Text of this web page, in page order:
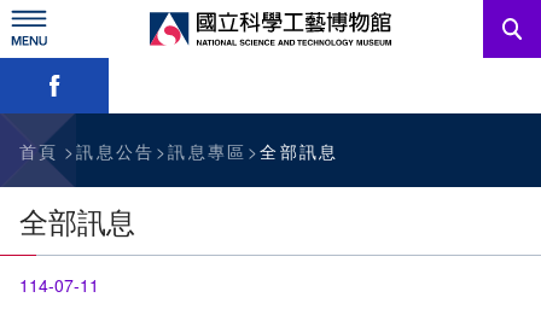
跳
到
主
要
訊息公告
參觀資訊
教育資源
網站服務
略過字型切換，社群分享工具列
首頁 訊息公告 訊息專區 全部訊息
全部訊息
114-07-11